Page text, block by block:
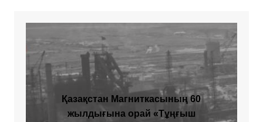
Қазақстан Магниткасының 60
жылдығына орай «Тұңғыш